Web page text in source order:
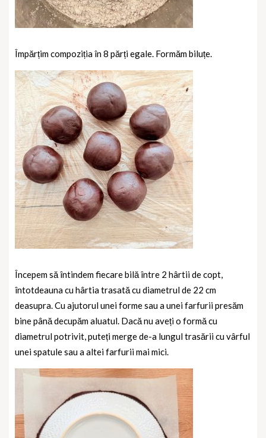
Împărțim compoziția în 8 părți egale. Formăm biluțe.
Începem să întindem fiecare bilă între 2 hârtii de copt,
întotdeauna cu hârtia trasată cu diametrul de 22 cm
deasupra. Cu ajutorul unei forme sau a unei farfurii presăm
bine până decupăm aluatul. Dacă nu aveți o formă cu
diametrul potrivit, puteți merge de-a lungul trasării cu vârful
unei spatule sau a altei farfurii mai mici.